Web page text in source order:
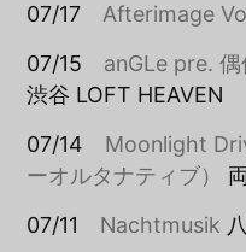
07/17 Afterimage
07/15 anGLe pre. 偶
渋谷 LOFT HEAVEN
07/14 Moonlight
ーオルタナティブ）
07/11 Nachtmusik